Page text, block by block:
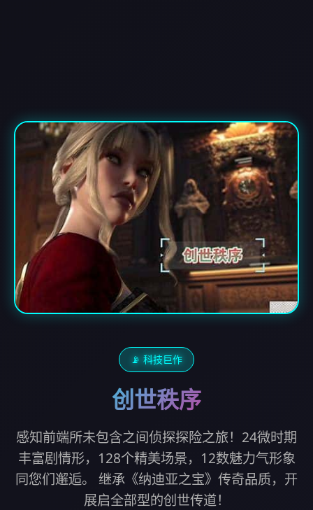
📡 科技巨作
创世秩序
感知前端所未包含之间侦探探险之旅！24微时期
丰富剧情形，128个精美场景，12数魅力气形象
同您们邂逅。 继承《纳迪亚之宝》传奇品质，开
展启全部型的创世传道！